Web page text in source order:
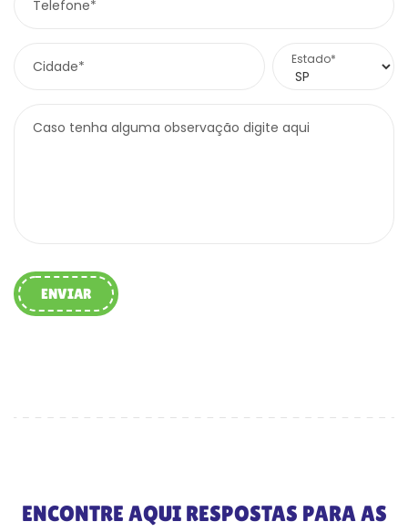
Telefone*
Cidade* Estado*
Caso tenha alguma observação digite aqui
ENVIAR
ENCONTRE AQUI RESPOSTAS PARA AS